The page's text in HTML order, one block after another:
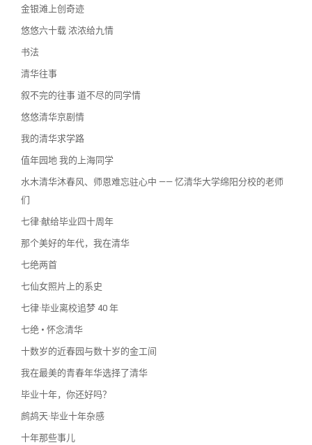
金银滩上创奇迹
悠悠六十载 浓浓给九情
书法
清华往事
叙不完的往事 道不尽的同学情
悠悠清华京剧情
我的清华求学路
值年园地 我的上海同学
水木清华沐春风、师恩难忘驻心中 —— 忆清华大学绵阳分校的老师
们
七律·献给毕业四十周年
那个美好的年代，我在清华
七绝两首
七仙女照片上的系史
七律·毕业离校追梦 40 年
七绝 • 怀念清华
十数岁的近春园与数十岁的金工间
我在最美的青春年华选择了清华
毕业十年，你还好吗？
鹧鸪天·毕业十年杂感
十年那些事儿